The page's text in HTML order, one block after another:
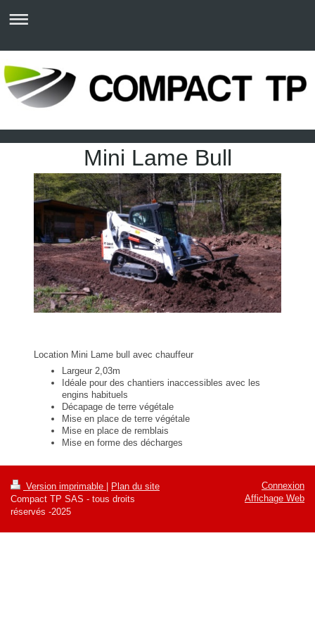
Mini Lame Bull
Location Mini Lame bull avec chauffeur
Largeur 2,03m
Idéale pour des chantiers inaccessibles avec les
engins habituels
Décapage de terre végétale
Mise en place de terre végétale
Mise en place de remblais
Mise en forme des décharges
Version imprimable
Plan du site
Compact TP SAS - tous droits
réservés -2025
Connexion
Affichage Web